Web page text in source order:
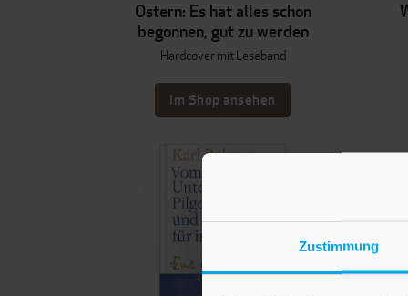
Zustimmung
Ostern: Es hat alles schon
begonnen, gut zu werden
Hardcover mit Leseband
Im Shop ansehen